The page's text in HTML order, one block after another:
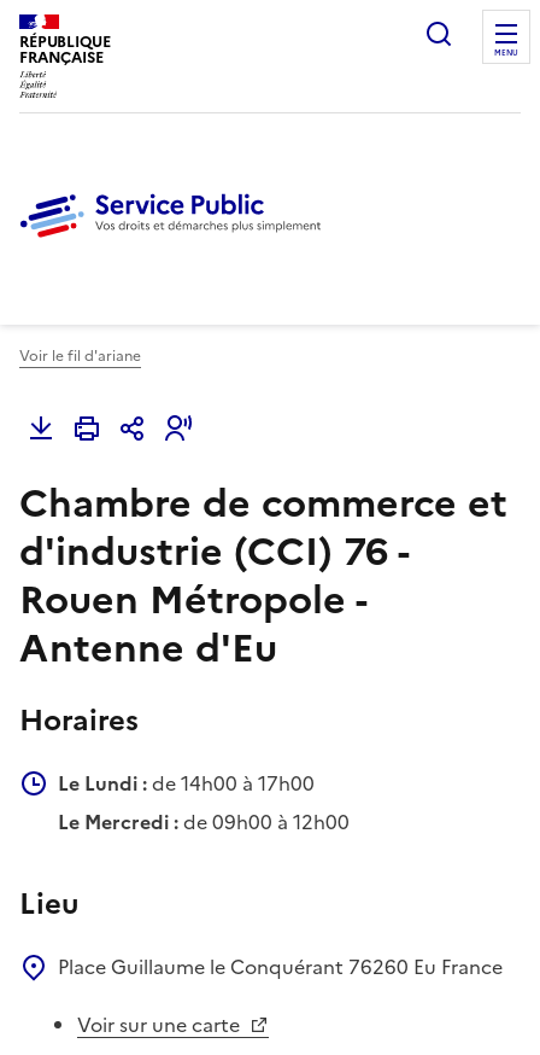
RÉPUBLIQUE
FRANÇAISE
Ouvrir
MENU
Voir le fil d'ariane
Chambre de commerce et
d'industrie (CCI) 76 -
Rouen Métropole -
Antenne d'Eu
Horaires
Le Lundi :de 14h00 à 17h00
Le Mercredi :de 09h00 à 12h00
Lieu
Place Guillaume le Conquérant 76260 Eu France
Voir sur une carte